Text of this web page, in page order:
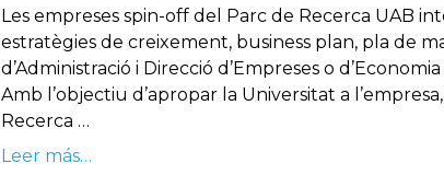
Les empreses spin-off del Parc de Recerca UAB
estratègies de creixement, business plan, pla de
d’Administració i Direcció d’Empreses o
Amb l’objectiu d’apropar la Universitat a
Recerca …
Leer más…